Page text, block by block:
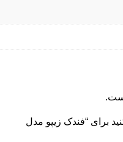
برای “فندک زیپو مدل